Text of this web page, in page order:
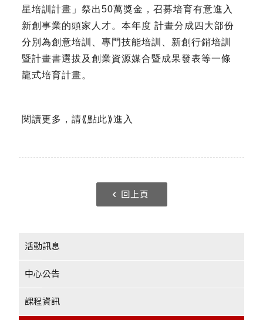
星培訓計畫」祭出50萬獎金，召募培育有意進入
新創事業的頭家人才。本年度 計畫分成四大部份
分別為創意培訓、專門技能培訓、新創行銷培訓
暨計畫書選拔及創業資源媒合暨成果發表等一條
龍式培育計畫。
閱讀更多，請⟪點此⟫進入
回上頁
活動訊息
中心公告
課程資訊